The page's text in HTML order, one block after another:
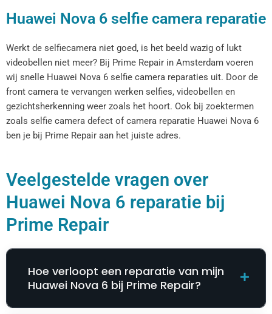
Huawei Nova 6 selfie camera reparatie
Werkt de selfiecamera niet goed, is het beeld wazig of lukt
videobellen niet meer? Bij Prime Repair in Amsterdam voeren
wij snelle Huawei Nova 6 selfie camera reparaties uit. Door de
front camera te vervangen werken selfies, videobellen en
gezichtsherkenning weer zoals het hoort. Ook bij zoektermen
zoals selfie camera defect of camera reparatie Huawei Nova 6
ben je bij Prime Repair aan het juiste adres.
Veelgestelde vragen over
Huawei Nova 6 reparatie bij
Prime Repair
Hoe verloopt een reparatie van mijn
Huawei Nova 6 bij Prime Repair?